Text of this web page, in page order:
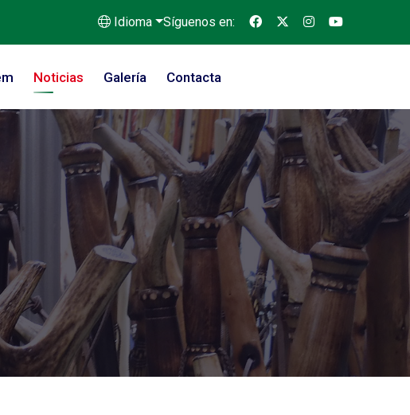
Idioma Síguenos en:
Noticias Galería Contacta